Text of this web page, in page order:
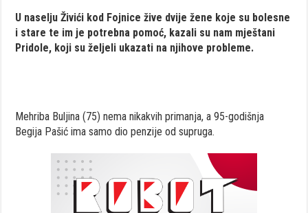
U naselju Živići kod Fojnice žive dvije žene koje su bolesne
i stare te im je potrebna pomoć, kazali su nam mještani
Pridole, koji su željeli ukazati na njihove probleme.
Mehriba Buljina (75) nema nikakvih primanja, a 95-godišnja
Begija Pašić ima samo dio penzije od supruga.